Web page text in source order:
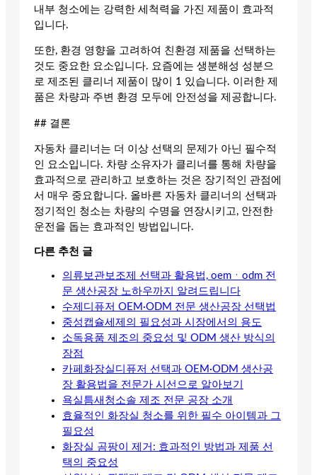
내부 청소에는 강력한 세척력을 가진 제품이 효과적
입니다.
또한, 환경 영향을 고려하여 친환경 제품을 선택하는
것도 중요한 요소입니다. 요즘에는 생분해성 성분으
로 제조된 클리너 제품이 많이 1 있습니다. 이러한 제
품은 차량과 주변 환경 모두에 안전성을 제공합니다.
## 결론
자동차 클리너는 더 이상 선택의 문제가 아닌 필수적
인 요소입니다. 차량 소유자가 클리너를 통해 차량을
효과적으로 관리하고 보호하는 것은 장기적인 관점에
서 매우 중요합니다. 올바른 자동차 클리너의 선택과
정기적인 청소는 차량의 수명을 연장시키고, 안전한
운전을 돕는 효과적인 방법입니다.
다른 추천 글
의류보관보조제 선택과 활용법, oemㆍodm 전
문 생산공장 노하우까지 알려드립니다
수제디퓨저 OEM·ODM 전문 생산공장 선택법
중성캡슐세제의 필요성과 시장에서의 용도
소독용품 제조의 중요성 및 ODM 생산 방식의
장점
카페화장실디퓨저 선택과 OEM·ODM 생산공
장 활용법을 전문가 시선으로 알아보기
욕실틈새청소솔 제조 전문 공장 소개
효율적인 화장실 청소를 위한 필수 아이템과 그
필요성
화장실 곰팡이 제거: 효과적인 방법과 제품 선
택의 중요성